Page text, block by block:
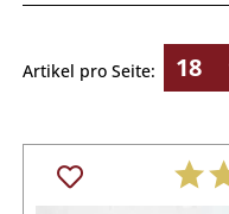
Artikel pro Seite: